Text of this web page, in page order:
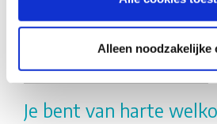
Alleen noodzakelijke
de basisschool. Spelen en
gebeurt bij ons áltijd aan de
Actief of een VVE-methode.
Je bent van harte